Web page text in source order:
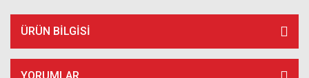
ÜRÜN BILGISI